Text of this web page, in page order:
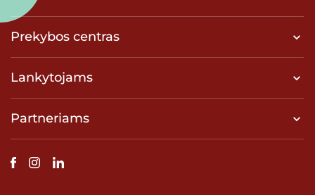
Prekybos centras
Lankytojams
Partneriams